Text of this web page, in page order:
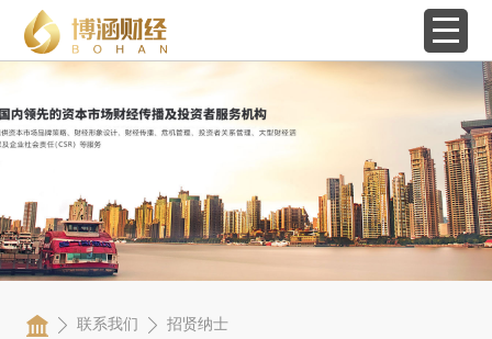
联系我们 招贤纳士